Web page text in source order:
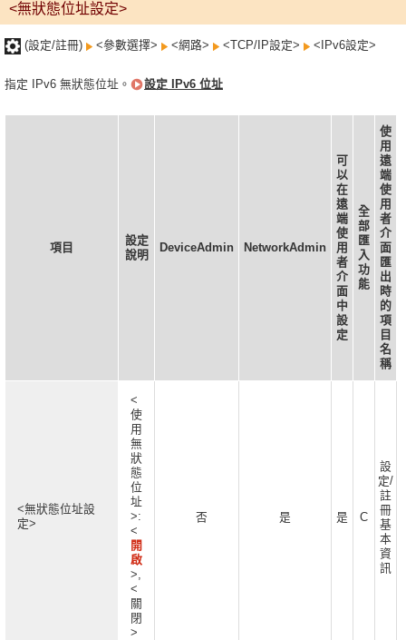
<無狀態位址設定>
(設定/註冊) <參數選擇> <網路> <TCP/IP設定> <IPv6設定>
指定 IPv6 無狀態位址。 設定 IPv6 位址
項目
設定
說明
DeviceAdmin NetworkAdmin
可
以
在
遠
端
使
用
者
介
面
中
設
定
全
部
匯
入
功
能
使
用
遠
端
使
用
者
介
面
匯
出
時
的
項
目
名
稱
<無狀態位址設
定>
<
使
用
無
狀
態
位
址
>:
<
開
啟
>,
<
關
閉
>
否 是 是 C
設
定/
註
冊
基
本
資
訊